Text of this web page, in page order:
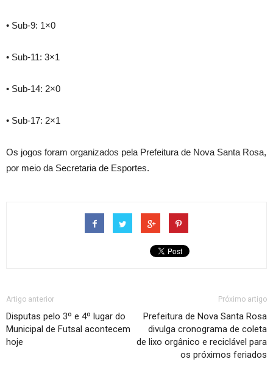
• Sub-9: 1×0
• Sub-11: 3×1
• Sub-14: 2×0
• Sub-17: 2×1
Os jogos foram organizados pela Prefeitura de Nova Santa Rosa,
por meio da Secretaria de Esportes.
Artigo anterior
Disputas pelo 3º e 4º lugar do
Municipal de Futsal acontecem
hoje
Próximo artigo
Prefeitura de Nova Santa Rosa
divulga cronograma de coleta
de lixo orgânico e reciclável para
os próximos feriados